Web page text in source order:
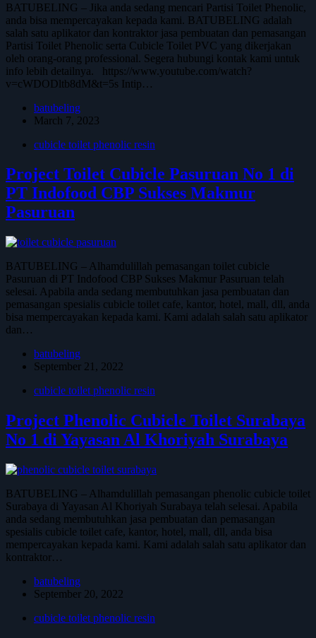
BATUBELING – Jika anda sedang mencari Partisi Toilet Phenolic,
anda bisa mempercayakan kepada kami. BATUBELING adalah
salah satu aplikator dan kontraktor jasa pembuatan dan pemasangan
Partisi Toilet Phenolic serta Cubicle Toilet PVC yang dikerjakan
oleh orang-orang professional. Segera hubungi kontak kami untuk
info lebih detailnya. https://www.youtube.com/watch?
v=cWDODltb8dM&t=5s Intip…
batubeling
March 7, 2023
cubicle toilet phenolic resin
Project Toilet Cubicle Pasuruan No 1 di
PT Indofood CBP Sukses Makmur
Pasuruan
BATUBELING – Alhamdulillah pemasangan toilet cubicle
Pasuruan di PT Indofood CBP Sukses Makmur Pasuruan telah
selesai. Apabila anda sedang membutuhkan jasa pembuatan dan
pemasangan spesialis cubicle toilet cafe, kantor, hotel, mall, dll, anda
bisa mempercayakan kepada kami. Kami adalah salah satu aplikator
dan…
batubeling
September 21, 2022
cubicle toilet phenolic resin
Project Phenolic Cubicle Toilet Surabaya
No 1 di Yayasan Al Khoriyah Surabaya
BATUBELING – Alhamdulillah pemasangan phenolic cubicle toilet
Surabaya di Yayasan Al Khoriyah Surabaya telah selesai. Apabila
anda sedang membutuhkan jasa pembuatan dan pemasangan
spesialis cubicle toilet cafe, kantor, hotel, mall, dll, anda bisa
mempercayakan kepada kami. Kami adalah salah satu aplikator dan
kontraktor…
batubeling
September 20, 2022
cubicle toilet phenolic resin